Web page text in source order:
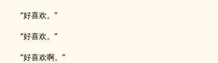
“好喜欢。”
“好喜欢。”
“好喜欢啊。”